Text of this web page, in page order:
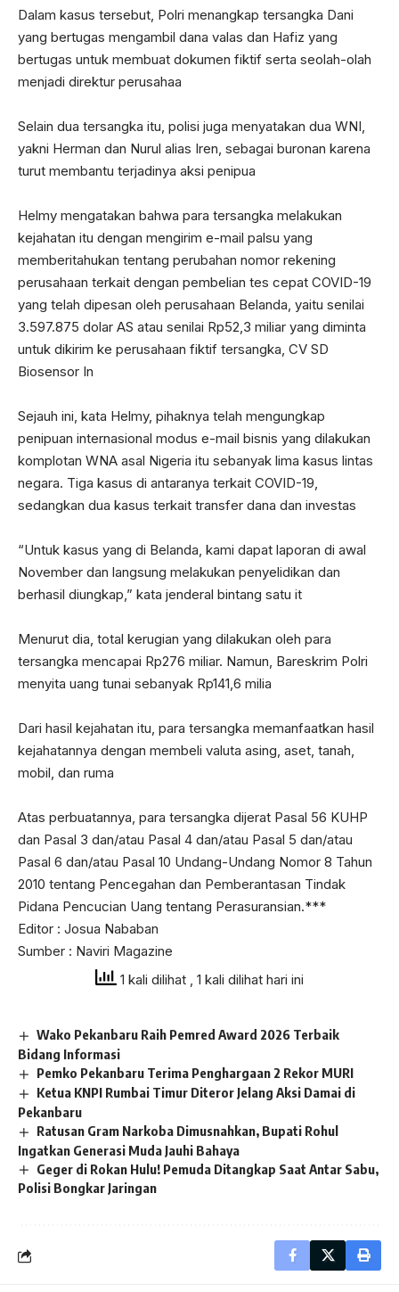
Dalam kasus tersebut, Polri menangkap tersangka Dani
yang bertugas mengambil dana valas dan Hafiz yang
bertugas untuk membuat dokumen fiktif serta seolah-olah
menjadi direktur perusahaa
Selain dua tersangka itu, polisi juga menyatakan dua WNI,
yakni Herman dan Nurul alias Iren, sebagai buronan karena
turut membantu terjadinya aksi penipua
Helmy mengatakan bahwa para tersangka melakukan
kejahatan itu dengan mengirim e-mail palsu yang
memberitahukan tentang perubahan nomor rekening
perusahaan terkait dengan pembelian tes cepat COVID-19
yang telah dipesan oleh perusahaan Belanda, yaitu senilai
3.597.875 dolar AS atau senilai Rp52,3 miliar yang diminta
untuk dikirim ke perusahaan fiktif tersangka, CV SD
Biosensor In
Sejauh ini, kata Helmy, pihaknya telah mengungkap
penipuan internasional modus e-mail bisnis yang dilakukan
komplotan WNA asal Nigeria itu sebanyak lima kasus lintas
negara. Tiga kasus di antaranya terkait COVID-19,
sedangkan dua kasus terkait transfer dana dan investas
“Untuk kasus yang di Belanda, kami dapat laporan di awal
November dan langsung melakukan penyelidikan dan
berhasil diungkap,” kata jenderal bintang satu it
Menurut dia, total kerugian yang dilakukan oleh para
tersangka mencapai Rp276 miliar. Namun, Bareskrim Polri
menyita uang tunai sebanyak Rp141,6 milia
Dari hasil kejahatan itu, para tersangka memanfaatkan hasil
kejahatannya dengan membeli valuta asing, aset, tanah,
mobil, dan ruma
Atas perbuatannya, para tersangka dijerat Pasal 56 KUHP
dan Pasal 3 dan/atau Pasal 4 dan/atau Pasal 5 dan/atau
Pasal 6 dan/atau Pasal 10 Undang-Undang Nomor 8 Tahun
2010 tentang Pencegahan dan Pemberantasan Tindak
Pidana Pencucian Uang tentang Perasuransian.***
Editor : Josua Nababan
Sumber : Naviri Magazine
1 kali dilihat
, 1 kali dilihat hari ini
Wako Pekanbaru Raih Pemred Award 2026 Terbaik
Bidang Informasi
Pemko Pekanbaru Terima Penghargaan 2 Rekor MURI
Ketua KNPI Rumbai Timur Diteror Jelang Aksi Damai di
Pekanbaru
Ratusan Gram Narkoba Dimusnahkan, Bupati Rohul
Ingatkan Generasi Muda Jauhi Bahaya
Geger di Rokan Hulu! Pemuda Ditangkap Saat Antar Sabu,
Polisi Bongkar Jaringan